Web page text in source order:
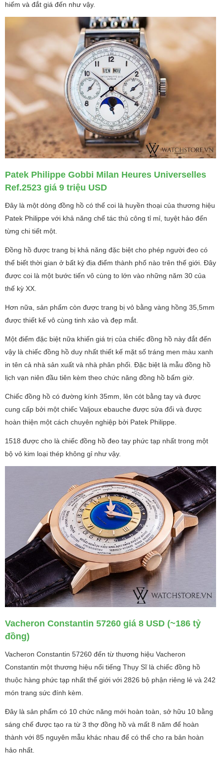
hiếm và đắt giá đến như vậy.
Patek Philippe Gobbi Milan Heures Universelles
Ref.2523 giá 9 triệu USD
Đây là một dòng đồng hồ có thể coi là huyền thoại của thương hiệu
Patek Philippe với khả năng chế tác thủ công tỉ mỉ, tuyệt hảo đến
từng chi tiết một.
Đồng hồ được trang bị khả năng đặc biệt cho phép người đeo có
thể biết thời gian ở bất kỳ địa điểm thành phố nào trên thế giới. Đây
được coi là một bước tiến vô cùng to lớn vào những năm 30 của
thế kỳ XX.
Hơn nữa, sản phẩm còn được trang bị vỏ bằng vàng hồng 35,5mm
được thiết kế vô cùng tinh xảo và đẹp mắt.
Một điểm đặc biệt nữa khiến giá trị của chiếc đồng hồ này đắt đến
vậy là chiếc đồng hồ duy nhất thiết kế mặt số tráng men màu xanh
in tên cả nhà sản xuất và nhà phân phối. Đặc biệt là mẫu đồng hồ
lịch vạn niên đầu tiên kèm theo chức năng đồng hồ bấm giờ.
Chiếc đồng hồ có đường kính 35mm, lên cót bằng tay và được
cung cấp bởi một chiếc Valjoux ebauche được sửa đổi và được
hoàn thiện một cách chuyên nghiệp bởi Patek Philippe.
1518 được cho là chiếc đồng hồ đeo tay phức tạp nhất trong một
bộ vỏ kim loại thép không gỉ như vậy.
Vacheron Constantin 57260 giá 8 USD (~186 tỷ
đồng)
Vacheron Constantin 57260 đến từ thương hiệu Vacheron
Constantin một thương hiệu nổi tiếng Thụy Sĩ là chiếc đồng hồ
thuộc hàng phức tạp nhất thế giới với 2826 bộ phận riêng lẻ và 242
món trang sức đính kèm.
Đây là sản phẩm có 10 chức năng mới hoàn toàn, sở hữu 10 bằng
sáng chế được tạo ra từ 3 thợ đồng hồ và mất 8 năm để hoàn
thành với 85 nguyên mẫu khác nhau để có thể cho ra bản hoàn
hảo nhất.